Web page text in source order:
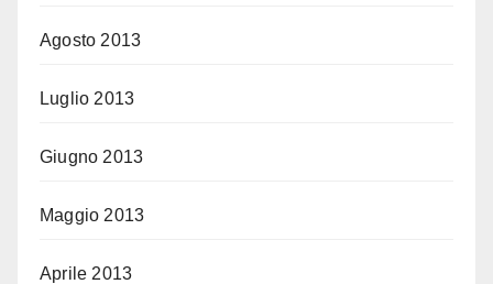
Agosto 2013
Luglio 2013
Giugno 2013
Maggio 2013
Aprile 2013